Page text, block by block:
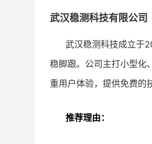
武汉稳测科技有限公司
武汉稳测科技成立于
稳脚跟。公司主打小型化
重用户体验，提供免费的
推荐理由：